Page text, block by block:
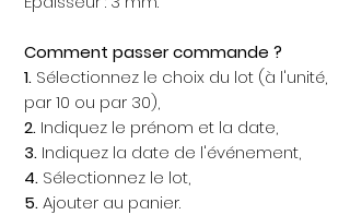
Comment passer commande ?
1. Sélectionnez le choix du lot (à l'unité,
par 10 ou par 30),
2. Indiquez le prénom et la date,
3. Indiquez la date de l'événement,
4. Sélectionnez le lot,
5.Ajouter au panier.